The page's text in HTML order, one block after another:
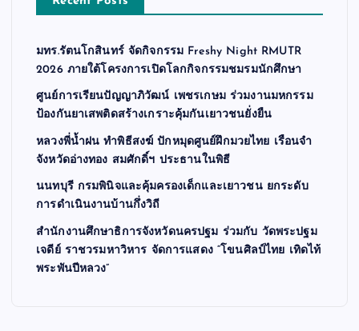
มทร.รัตนโกสินทร์ จัดกิจกรรม Freshy Night RMUTR
2026 ภายใต้โครงการเปิดโลกกิจกรรมชมรมนักศึกษา
ศูนย์การเรียนปัญญาภิวัฒน์ เพชรเกษม ร่วมงานมหกรรม
ป้องกันยาเสพติดสร้างเกราะคุ้มกันเยาวชนยั่งยืน
หลวงพี่น้ำฝน ทำพิธีสงฆ์ ปักหมุดศูนย์ฝึกมวยไทย เรือนจำ
จังหวัดอ่างทอง สมศักดิ์ฯ ประธานในพิธี
นนทบุรี กรมพินิจและคุ้มครองเด็กและเยาวชน ยกระดับ
การดำเนินงานบ้านกึ่งวิถี
สำนักงานศึกษาธิการจังหวัดนครปฐม ร่วมกับ วัดพระปฐม
เจดีย์ ราชวรมหาวิหาร จัดการแสดง “โขนศิลป์ไทย เทิดไท้
พระพันปีหลวง”